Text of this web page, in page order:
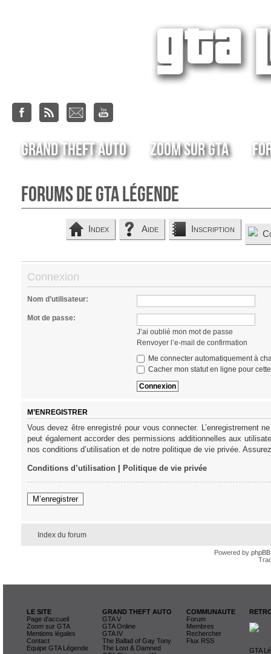
Grand Theft Auto Zoom sur GTA
Forums de GTA Légende
Index Aide Inscription
Connexion
Nom d’utilisateur:
Mot de passe:
J’ai oublié mon mot de passe
Renvoyer l’e-mail de confirmation
Me connecter automatiquement à
Cacher mon statut en ligne pour
M’ENREGISTRER
Vous devez être enregistré pour vous connecter. L’enregistrement
peut également accorder des permissions additionnelles aux
nos conditions d’utilisation et de notre politique de vie privée.
Conditions d’utilisation| Politique de vie privée
M’enregistrer
Index du forum
Powered by phpBB
LE SITE
Page d'accueil
Zoom sur GTA
Mentions légales
Contact
Equipe GTA Légende
GRAND THEFT AUTO
GTA V
GTA Online
GTA IV
The Ballad of Gay Tony
The Lost & Damned
COMMUNAUTE
Forum
Membres
Rechercher
Flux RSS
GTA